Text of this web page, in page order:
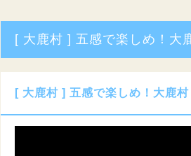
[ 大鹿村 ] 五感で楽しめ！大
[ 大鹿村 ] 五感で楽しめ！大鹿村